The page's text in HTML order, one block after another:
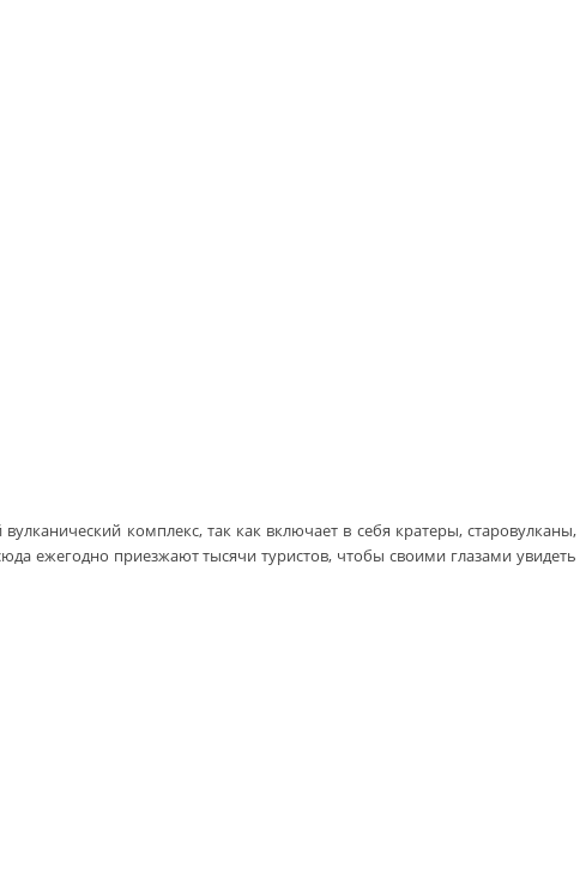
комплекс, так как включает в себя кратеры, старовулканы,
ежегодно приезжают тысячи туристов, чтобы своими глазами увидеть